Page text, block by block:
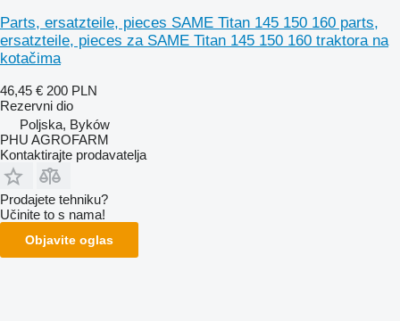
Parts, ersatzteile, pieces SAME Titan 145 150 160 parts,
ersatzteile, pieces za SAME Titan 145 150 160 traktora na
kotačima
46,45 € 200 PLN
Rezervni dio
Poljska, Byków
PHU AGROFARM
Kontaktirajte prodavatelja
Prodajete tehniku?
Učinite to s nama!
Objavite oglas